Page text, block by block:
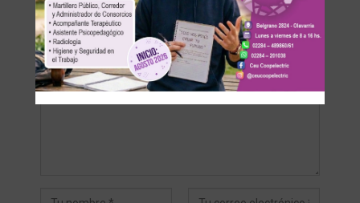
Su dirección de correo electrónico no será publicada.